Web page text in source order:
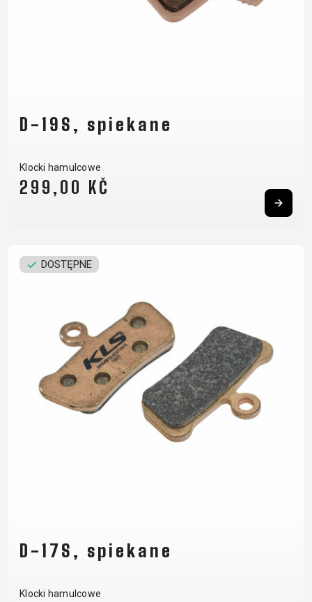
D-19S, spiekane
Klocki hamulcowe
299,00 KČ
DOSTĘPNE
D-17S, spiekane
Klocki hamulcowe